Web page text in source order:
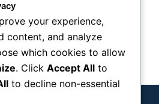
et…
your experience,
content, and analyze
which cookies to allow
. Click Accept All to
to decline non-essential